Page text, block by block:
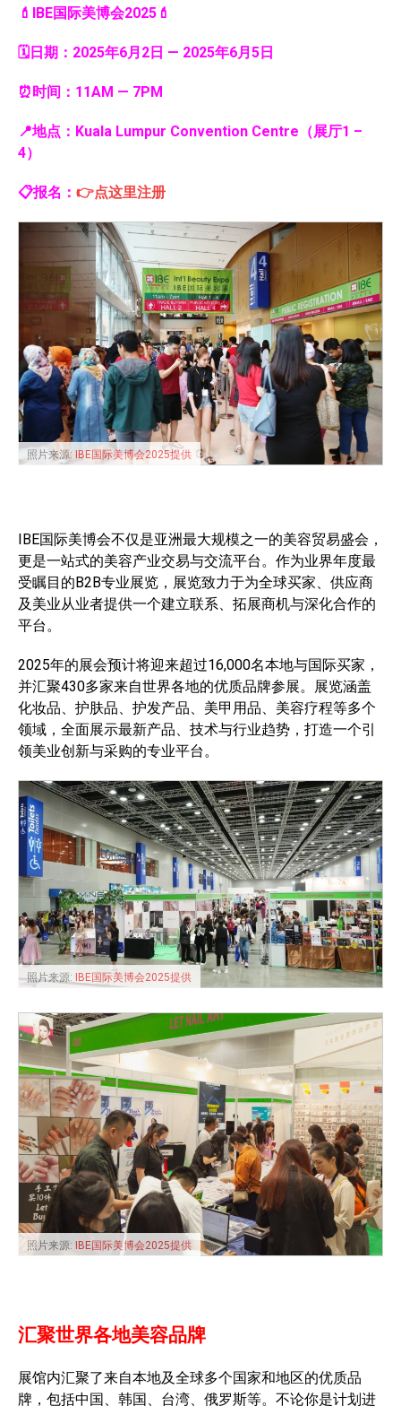
💄IBE国际美博会2025💄
🗓️日期：2025年6月2日 — 2025年6月5日
⏰时间：11AM — 7PM
📍地点：Kuala Lumpur Convention Centre（展厅1 –
4）
📋报名： 👉点这里注册
照片来源: IBE国际美博会2025提供
IBE国际美博会不仅是亚洲最大规模之一的美容贸易盛会，
更是一站式的美容产业交易与交流平台。作为业界年度最
受瞩目的B2B专业展览，展览致力于为全球买家、供应商
及美业从业者提供一个建立联系、拓展商机与深化合作的
平台。
2025年的展会预计将迎来超过16,000名本地与国际买家，
并汇聚430多家来自世界各地的优质品牌参展。展览涵盖
化妆品、护肤品、护发产品、美甲用品、美容疗程等多个
领域，全面展示最新产品、技术与行业趋势，打造一个引
领美业创新与采购的专业平台。
照片来源: IBE国际美博会2025提供
照片来源: IBE国际美博会2025提供
汇聚世界各地美容品牌
展馆内汇聚了来自本地及全球多个国家和地区的优质品
牌，包括中国、韩国、台湾、俄罗斯等。不论你是计划进